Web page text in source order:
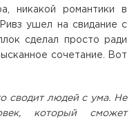
никакой романтики в
ушел на свидание с
сделал просто ради
сочетание. Вот
сводит людей с ума. Не
который сможет